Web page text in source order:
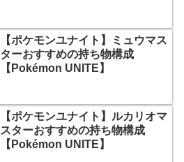
【ポケモンユナイト】ミュウマス
ターおすすめの持ち物構成
【Pokémon UNITE】
【ポケモンユナイト】ルカリオマ
スターおすすめの持ち物構成
【Pokémon UNITE】